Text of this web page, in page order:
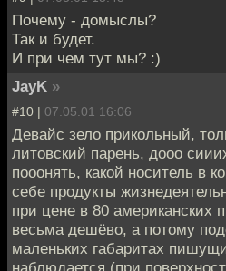
Почему - домыслы?
Так и будет.
И при чем тут мы? :)
JayK »
#10 | 07.05.01 16:06
Девайс зело прикольный,
литовский парень, дооо
пооонять, какой носитель в
себе продукты
при цене в 80 американских
весьма дешёво, а потому
маленьких габаритах